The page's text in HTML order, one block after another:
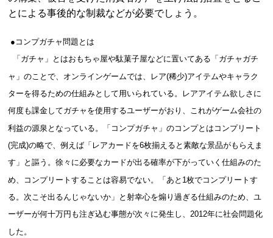
とによる事後的な制裁などが必要でしょう。
●コンプガチャ問題とは
「ガチャ」とはおもちゃ屋や駄菓子屋などに置いてある「ガチャガチ
ャ」のことで、オンラインゲームでは、レア(稀少)アイテムやキャラク
ターを得るための仕組みとして用いられている。レアアイテム欲しさに
何度も課金してガチャを使用するユーザーがおり、これがゲーム会社の
利益の源泉となっている。「コンプガチャ」のコンプとはコンプリート
(完成)の略で、例えば「レアカードを6枚揃えると素敵な景品がもらえま
す」と謳う。徐々に必要なカードが出る確率が下がっていく仕組みのた
め、コンプリートすることは容易でない。「あと1枚でコンプリートす
る。次こそ出るんじゃないか」と射幸心を煽り過ぎる仕組みのため、ユ
ーザーが何十万円も注ぎ込む事態が次々に発生し、2012年に社会問題化
した。